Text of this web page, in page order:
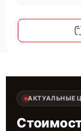
АКТУАЛЬНЫЕ